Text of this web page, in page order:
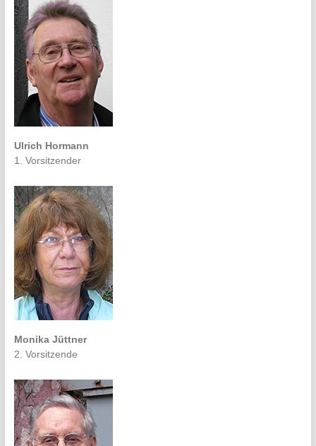
Ulrich Hormann
1. Vorsitzender
Monika Jüttner
2. Vorsitzende